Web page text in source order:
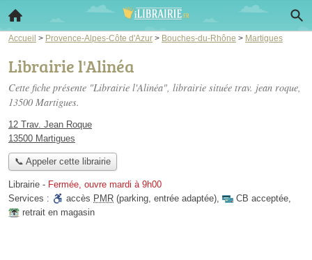
Accueil > Provence-Alpes-Côte d'Azur > Bouches-du-Rhône > Martigues
Librairie l'Alinéa
Cette fiche présente "Librairie l'Alinéa", librairie située trav. jean roque,
13500 Martigues.
12 Trav. Jean Roque
13500 Martigues
📞 Appeler cette librairie
Librairie - Fermée, ouvre mardi à 9h00
Services :
accès PMR (parking, entrée adaptée), CB acceptée,
retrait en magasin